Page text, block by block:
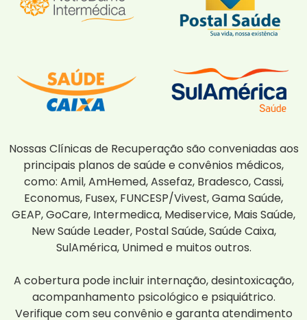
Nossas Clínicas de Recuperação são conveniadas aos
principais planos de saúde e convênios médicos,
como: Amil, AmHemed, Assefaz, Bradesco, Cassi,
Economus, Fusex, FUNCESP/Vivest, Gama Saúde,
GEAP, GoCare, Intermedica, Mediservice, Mais Saúde,
New Saúde Leader, Postal Saúde, Saúde Caixa,
SulAmérica, Unimed e muitos outros.
A cobertura pode incluir internação, desintoxicação,
acompanhamento psicológico e psiquiátrico.
Verifique com seu convênio e garanta atendimento